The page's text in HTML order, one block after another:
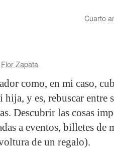
Cuarto
Flor Zapata
como, en mi caso,
y es, rebuscar entre
Descubrir las cosas
a eventos, billetes de
de un regalo).